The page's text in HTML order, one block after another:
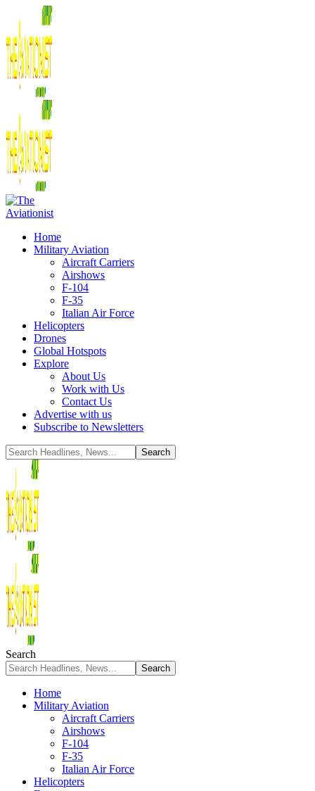
Home
Military Aviation
Aircraft Carriers
Airshows
F-104
F-35
Italian Air Force
Helicopters
Drones
Global Hotspots
Explore
About Us
Work with Us
Contact Us
Advertise with us
Subscribe to Newsletters
Search
Home
Military Aviation
Aircraft Carriers
Airshows
F-104
F-35
Italian Air Force
Helicopters